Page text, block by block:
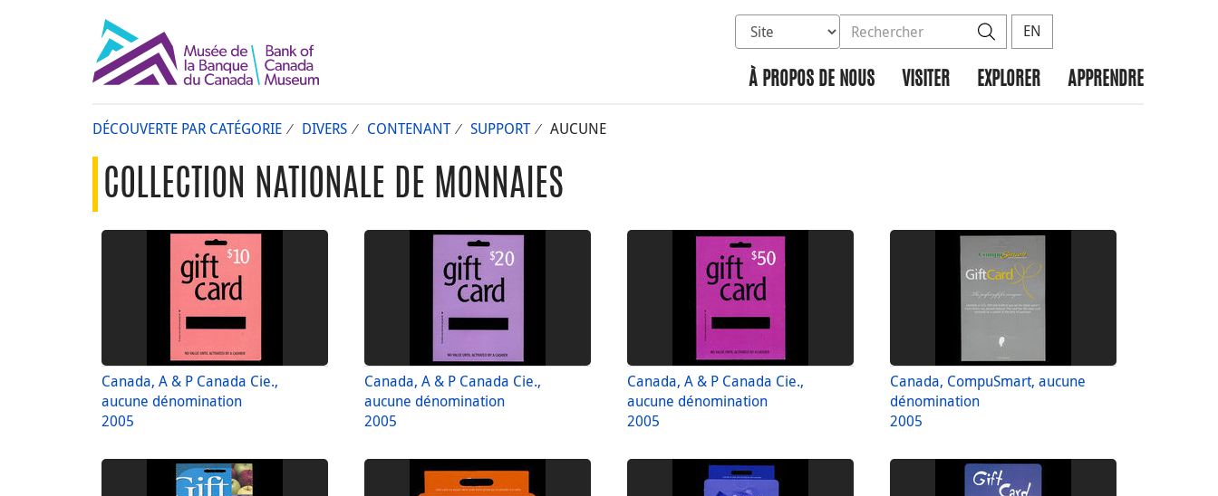
Sélectionnez la base de données à rechercher
Rechercher dans le site Rechercher
EN
À PROPOS DE NOUS VISITER EXPLORER APPRENDRE
DÉCOUVERTE PAR CATÉGORIE DIVERS CONTENANT SUPPORT AUCUNE
COLLECTION NATIONALE DE MONNAIES
Canada, A & P Canada Cie.,
aucune dénomination
2005
Canada, A & P Canada Cie.,
aucune dénomination
2005
Canada, A & P Canada Cie.,
aucune dénomination
2005
Canada, CompuSmart, aucune
dénomination
2005